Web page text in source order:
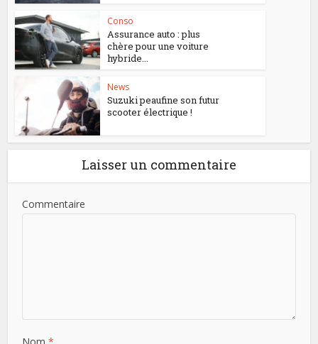
Conso
Assurance auto : plus
chère pour une voiture
hybride...
News
Suzuki peaufine son futur
scooter électrique !
Laisser un commentaire
Commentaire
Nom*